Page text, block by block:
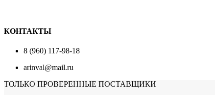
КОНТАКТЫ
8 (960) 117-98-18
arinval@mail.ru
ТОЛЬКО ПРОВЕРЕННЫЕ ПОСТАВЩИКИ